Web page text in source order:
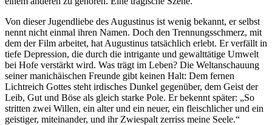
Von dieser Jugendliebe des Augustinus ist wenig bekannt, er selbst
nennt nicht einmal ihren Namen. Doch den Trennungsschmerz, mit
dem der Film arbeitet, hat Augustinus tatsächlich erlebt. Er verfällt in
tiefe Depression, die durch die intrigante und gewalttätige Umwelt
bei Hofe verstärkt wird. Was trägt im Leben? Die Weltanschauung
seiner manichäischen Freunde gibt keinen Halt: Dem fernen
Lichtreich Gottes steht irdisches Dunkel gegenüber, dem Geist der
Leib, Gut und Böse als gleich starke Pole. Er bekennt später: „So
stritten zwei Willen, ein alter und ein neuer, ein fleischlicher und ein
geistiger, miteinander, und ihr Zwiespalt zerriss meine Seele.“